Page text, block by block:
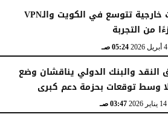
منصات خارجية تتوسع في الكويت والـVPN
من التجربة
05:24 صـ
النقد والبنك الدولي يناقشان وضع
وسط توقعات بحزمة دعم كبرى
03:47 صـ